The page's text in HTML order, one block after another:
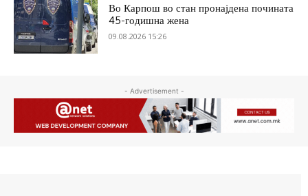
Во Карпош во стан пронајдена почината
45-годишна жена
09.08.2026 15:26
- Advertisement -